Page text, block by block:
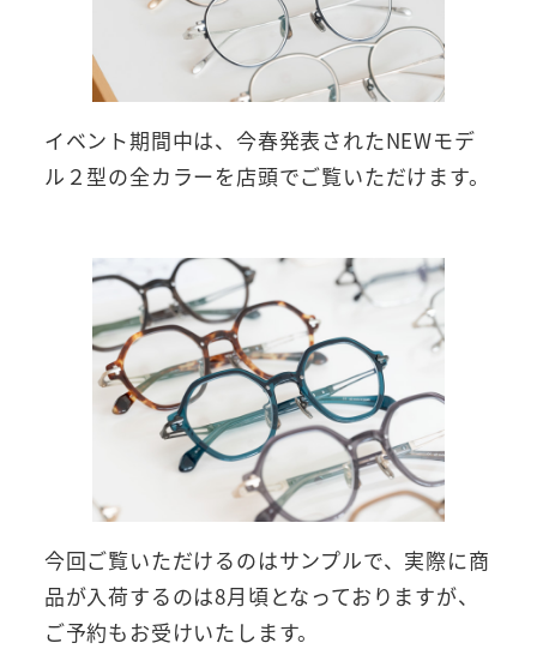
イベント期間中は、今春発表されたNEWモデ
ル２型の全カラーを店頭でご覧いただけます。
今回ご覧いただけるのはサンプルで、実際に商
品が入荷するのは8月頃となっておりますが、
ご予約もお受けいたします。